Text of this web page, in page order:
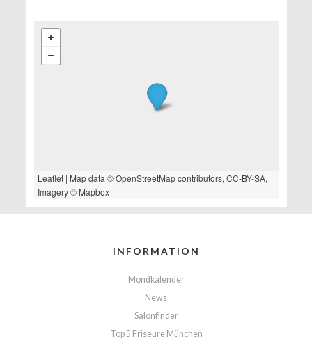
Leaflet| Map data ©OpenStreetMapcontributors, CC-BY-SA,
Imagery © Mapbox
INFORMATION
Mondkalender
News
Salonfinder
Top 5 Friseure München